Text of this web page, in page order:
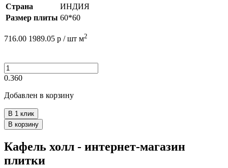
Страна
ИНДИЯ
Размер плиты 60*60
716.00 1989.05 р / шт м2
0.360
Добавлен в корзину
В 1 клик
В корзину
Кафель холл - интернет-магазин
плитки